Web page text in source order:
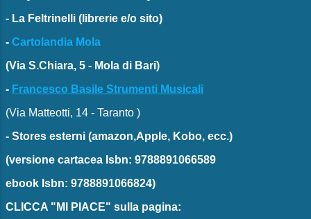
- La Feltrinelli (librerie e/o sito)
- Cartolandia Mola
(Via S.Chiara, 5 - Mola di Bari)
- Francesco Basile Strumenti Musicali
(Via Matteotti, 14 - Taranto )
- Stores esterni (amazon,Apple, Kobo, ecc.)
(versione cartacea Isbn: 9788891066589
ebook Isbn: 9788891066824)
CLICCA "MI PIACE" sulla pagina: